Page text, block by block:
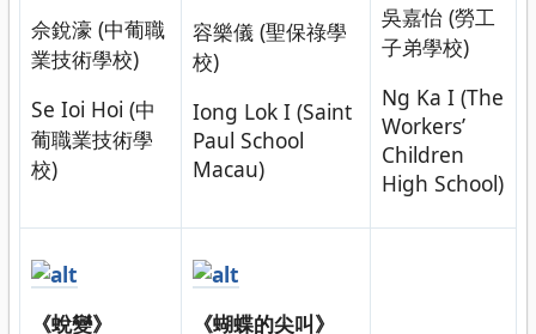
佘銳濠 (中葡職
業技術學校)
Se Ioi Hoi (中
葡職業技術學
校)
容樂儀 (聖保祿學
校)
Iong Lok I (Saint
Paul School
Macau)
吳嘉怡 (勞工
子弟學校)
Ng Ka I (The
Workers’
Children
High School)
《蛻變》 《蝴蝶的尖叫》